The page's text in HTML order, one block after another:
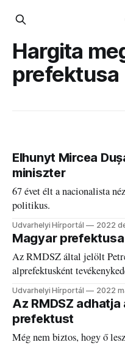
Hargita
prefektusa
Elhunyt Mircea
miniszter
67 évet élt a nacionalista
politikus.
Udvarhelyi Hírportál 2022
Magyar
Az RMDSZ által jelölt
alprefektusként
Udvarhelyi Hírportál 2022
Az RMDSZ
prefektust
Még nem biztos, hogy ő